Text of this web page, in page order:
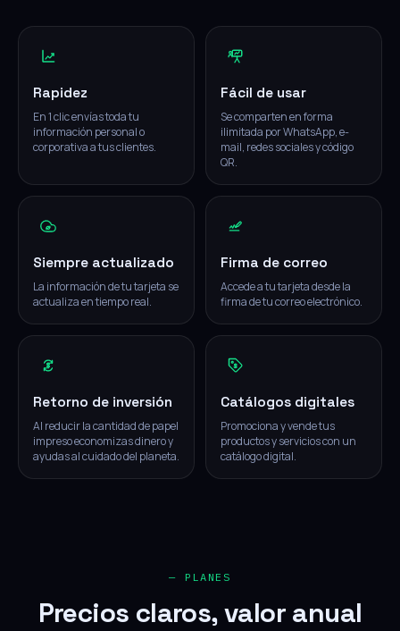
Rapidez
En 1 clic envías toda tu
información personal o
corporativa a tus clientes.
Fácil de usar
Se comparten en forma
ilimitada por WhatsApp, e-
mail, redes sociales y código
QR.
Siempre actualizado
La información de tu tarjeta se
actualiza en tiempo real.
Firma de correo
Accede a tu tarjeta desde la
firma de tu correo electrónico.
Retorno de inversión
Al reducir la cantidad de papel
impreso economizas dinero y
ayudas al cuidado del planeta.
Catálogos digitales
Promociona y vende tus
productos y servicios con un
catálogo digital.
— PLANES
Precios claros, valor anual